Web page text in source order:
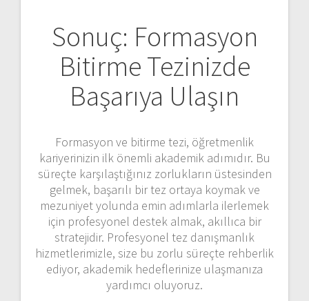
Sonuç: Formasyon
Bitirme Tezinizde
Başarıya Ulaşın
Formasyon ve bitirme tezi, öğretmenlik
kariyerinizin ilk önemli akademik adımıdır. Bu
süreçte karşılaştığınız zorlukların üstesinden
gelmek, başarılı bir tez ortaya koymak ve
mezuniyet yolunda emin adımlarla ilerlemek
için profesyonel destek almak, akıllıca bir
stratejidir. Profesyonel tez danışmanlık
hizmetlerimizle, size bu zorlu süreçte rehberlik
ediyor, akademik hedeflerinize ulaşmanıza
yardımcı oluyoruz.